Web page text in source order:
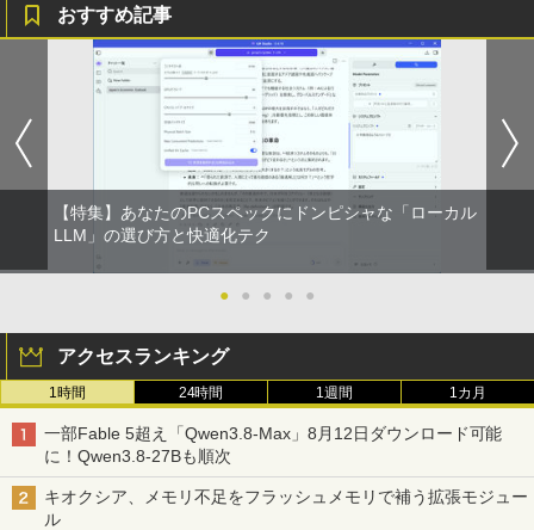
おすすめ記事
【特集】あなたのPCスペックにドンピシャな「ローカル
LLM」の選び方と快適化テク
● ● ● ● ●
アクセスランキング
1時間 24時間 1週間 1カ月
一部Fable 5超え「Qwen3.8-Max」8月12日ダウンロード可能
に！Qwen3.8-27Bも順次
キオクシア、メモリ不足をフラッシュメモリで補う拡張モジュー
ル